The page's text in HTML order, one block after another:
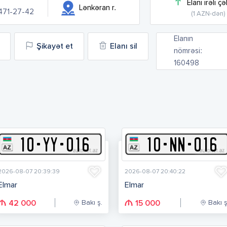
27-42
Lənkəran r.
Elanı irəli
(1 AZN-dən)
Şikayət et Elanı sil
Elanın
nömrəsi:
160498
10-YY-016
08-07 20:39:39
42 000 Bakı ş.
10-NN-016
2026-08-07 20:40:22
Elmar
15 000 Bakı